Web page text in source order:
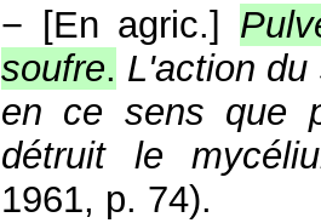
− [En agric.]
soufre. L'action
en ce sens que
détruit le
1961, p. 74).